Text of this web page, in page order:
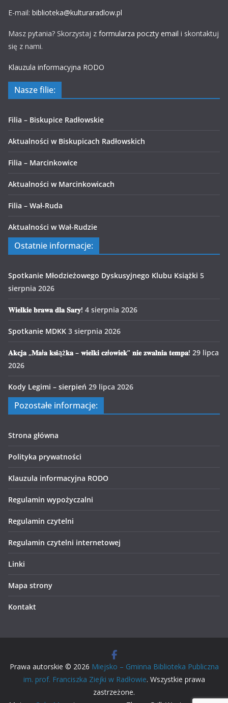
E-mail: biblioteka@kulturaradlow.pl
Masz pytania? Skorzystaj z formularza poczty email i skontaktuj
się z nami.
Klauzula informacyjna RODO
Nasze filie:
Filia – Biskupice Radłowskie
Aktualności w Biskupicach Radłowskich
Filia – Marcinkowice
Aktualności w Marcinkowicach
Filia – Wał-Ruda
Aktualności w Wał-Rudzie
Ostatnie informacje:
Spotkanie Młodzieżowego Dyskusyjnego Klubu Książki 5
sierpnia 2026
𝐖𝐢𝐞𝐥𝐤𝐢𝐞 𝐛𝐫𝐚𝐰𝐚 𝐝𝐥𝐚 𝐒𝐚𝐫𝐲! 4 sierpnia 2026
Spotkanie MDKK 3 sierpnia 2026
𝐀𝐤𝐜𝐣𝐚 „𝐌𝐚ł𝐚 𝐤𝐬𝐢ąż𝐤𝐚 – 𝐰𝐢𝐞𝐥𝐤𝐢 𝐜𝐳ł𝐨𝐰𝐢𝐞𝐤” 𝐧𝐢𝐞 𝐳𝐰𝐚𝐥𝐧𝐢𝐚 𝐭𝐞𝐦𝐩𝐚! 29 lipca
2026
Kody Legimi – sierpień 29 lipca 2026
Pozostałe informacje:
Strona główna
Polityka prywatności
Klauzula informacyjna RODO
Regulamin wypożyczalni
Regulamin czytelni
Regulamin czytelni internetowej
Linki
Mapa strony
Kontakt
Prawa autorskie © 2026 Miejsko – Gminna Biblioteka Publiczna
im. prof. Franciszka Ziejki w Radłowie. Wszystkie prawa
zastrzeżone.